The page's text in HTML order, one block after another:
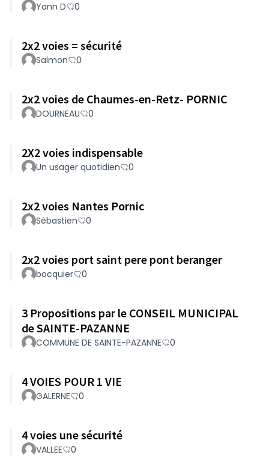
Yann D 0
2x2 voies = sécurité
Salmon 0
2x2 voies de Chaumes-en-Retz- PORNIC
DOURNEAU 0
2X2 voies indispensable
Un usager quotidien 0
2x2 voies Nantes Pornic
Sébastien 0
2x2 voies port saint pere pont beranger
bocquier 0
3 Propositions par le CONSEIL MUNICIPAL
de SAINTE-PAZANNE
COMMUNE DE SAINTE-PAZANNE 0
4 VOIES POUR 1 VIE
GALERNE 0
4 voies une sécurité
VALLEE 0